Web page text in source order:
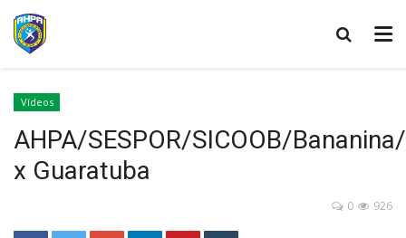
Vídeos
AHPA/SESPOR/SICOOB/
x Guaratuba
926
0